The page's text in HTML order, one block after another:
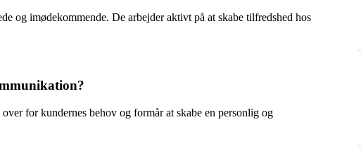
og imødekommende. De arbejder aktivt på at skabe tilfredshed hos
for kundernes behov og formår at skabe en personlig og